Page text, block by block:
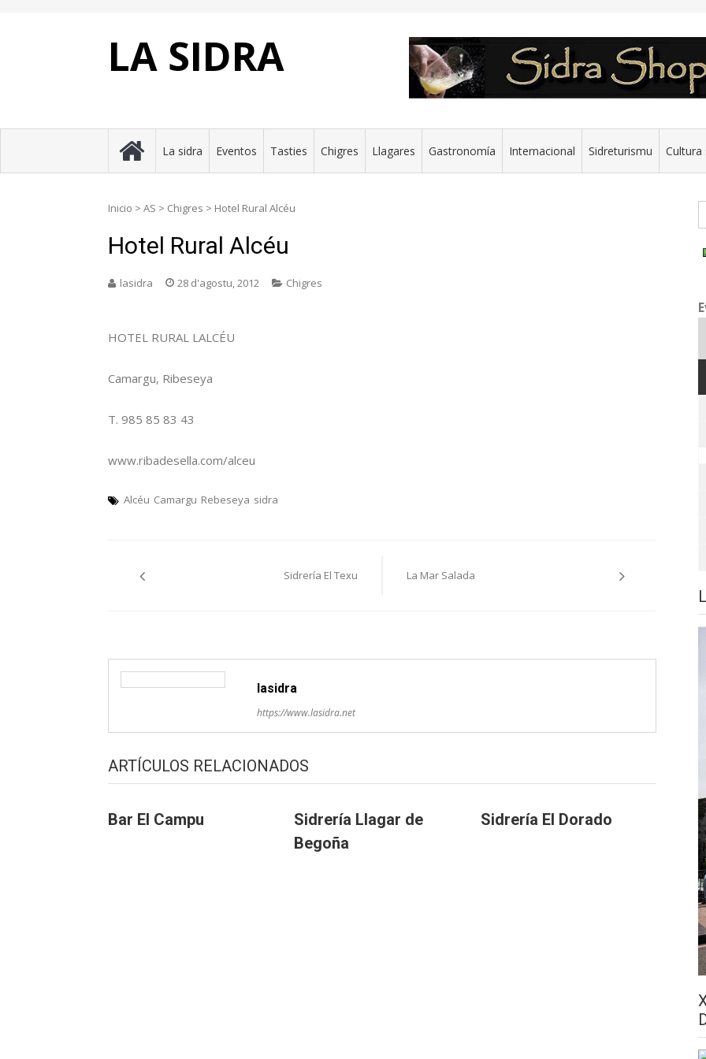
LA SIDRA
La sidra Eventos Tasties Chigres Llagares Gastronomía Internacional Sidreturismu Cultura
Inicio > AS > Chigres > Hotel Rural Alcéu
Hotel Rural Alcéu
lasidra 28 d'agostu, 2012 Chigres
HOTEL RURAL LALCÉU
Camargu, Ribeseya
T. 985 85 83 43
www.ribadesella.com/alceu
Alcéu Camargu Rebeseya sidra
pelos
Sidrería El Texu La Mar Salada
lasidra
https://www.lasidra.net
ARTÍCULOS RELACIONADOS
Bar El Campu
Sidrería Llagar de
Begoña
Sidrería El Dorado